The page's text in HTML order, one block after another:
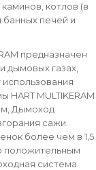
каминов, котлов (в
банных печей и
предназначен
дымовых газах,
MULTIKERAM
Дымоход
сажи.
более чем в 1,5
положительным
система